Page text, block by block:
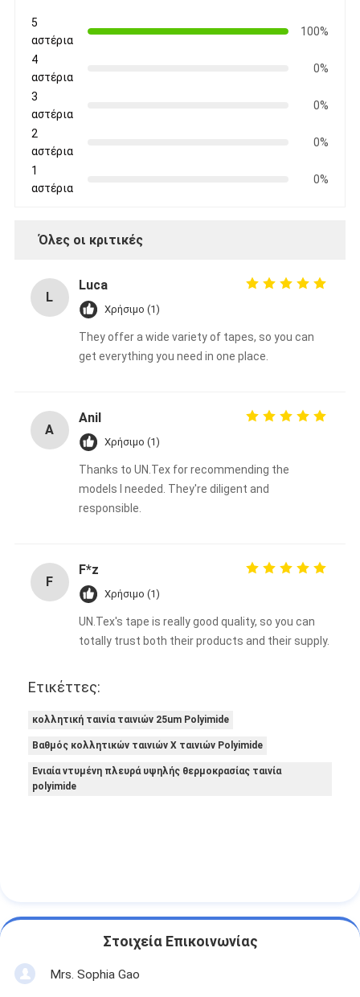
5
αστέρια
100%
4
αστέρια
0%
3
αστέρια
0%
2
αστέρια
0%
1
αστέρια
0%
Όλες οι κριτικές
L
Luca
Χρήσιμο (1)
They offer a wide variety of tapes, so you can
get everything you need in one place.
A
Anil
Χρήσιμο (1)
Thanks to UN.Tex for recommending the
models I needed. They're diligent and
responsible.
F
F*z
Χρήσιμο (1)
UN.Tex's tape is really good quality, so you can
totally trust both their products and their supply.
Ετικέττες:
κολλητική ταινία ταινιών 25um Polyimide
Βαθμός κολλητικών ταινιών Χ ταινιών Polyimide
Ενιαία ντυμένη πλευρά υψηλής θερμοκρασίας ταινία
polyimide
Στοιχεία Επικοινωνίας
Mrs. Sophia Gao